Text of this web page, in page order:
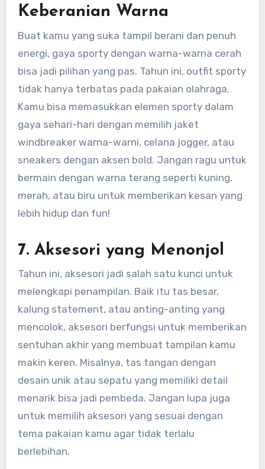
Keberanian Warna
Buat kamu yang suka tampil berani dan penuh
energi, gaya sporty dengan warna-warna cerah
bisa jadi pilihan yang pas. Tahun ini, outfit sporty
tidak hanya terbatas pada pakaian olahraga.
Kamu bisa memasukkan elemen sporty dalam
gaya sehari-hari dengan memilih jaket
windbreaker warna-warni, celana jogger, atau
sneakers dengan aksen bold. Jangan ragu untuk
bermain dengan warna terang seperti kuning,
merah, atau biru untuk memberikan kesan yang
lebih hidup dan fun!
7. Aksesori yang Menonjol
Tahun ini, aksesori jadi salah satu kunci untuk
melengkapi penampilan. Baik itu tas besar,
kalung statement, atau anting-anting yang
mencolok, aksesori berfungsi untuk memberikan
sentuhan akhir yang membuat tampilan kamu
makin keren. Misalnya, tas tangan dengan
desain unik atau sepatu yang memiliki detail
menarik bisa jadi pembeda. Jangan lupa juga
untuk memilih aksesori yang sesuai dengan
tema pakaian kamu agar tidak terlalu
berlebihan.